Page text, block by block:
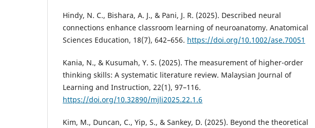
Hindy, N. C., Bishara, A. J., & Pani, J. R. (2025). Described neural
connections enhance classroom learning of neuroanatomy. Anatomical
Sciences Education, 18(7), 642–656. https://doi.org/10.1002/ase.70051
Kania, N., & Kusumah, Y. S. (2025). The measurement of higher-order
thinking skills: A systematic literature review. Malaysian Journal of
Learning and Instruction, 22(1), 97–116.
https://doi.org/10.32890/mjli2025.22.1.6
Kim, M., Duncan, C., Yip, S., & Sankey, D. (2025). Beyond the theoretical